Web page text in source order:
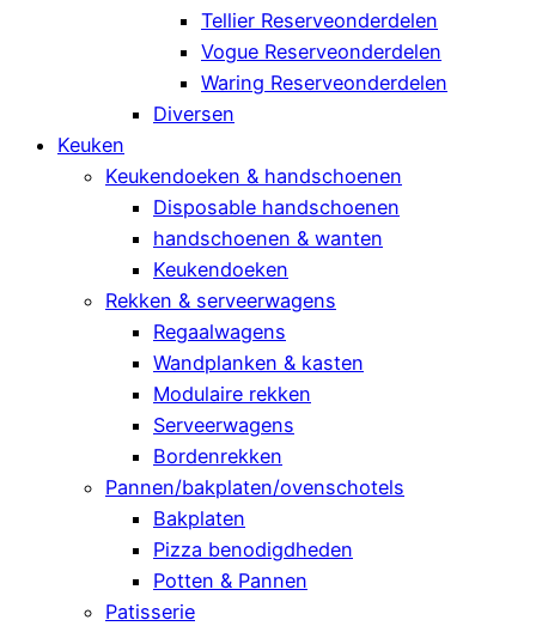
Tellier Reserveonderdelen
Vogue Reserveonderdelen
Waring Reserveonderdelen
Diversen
Keuken
Keukendoeken & handschoenen
Disposable handschoenen
handschoenen & wanten
Keukendoeken
Rekken & serveerwagens
Regaalwagens
Wandplanken & kasten
Modulaire rekken
Serveerwagens
Bordenrekken
Pannen/bakplaten/ovenschotels
Bakplaten
Pizza benodigdheden
Potten & Pannen
Patisserie